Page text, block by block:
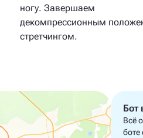
ногу. Завершаем
декомпрессионным
стретчингом.
Бот
Всё